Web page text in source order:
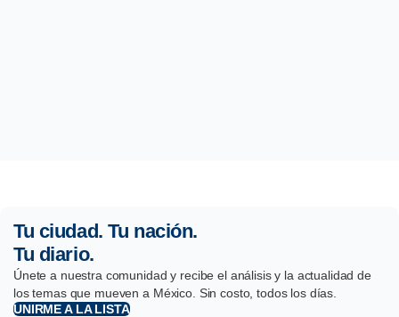
Tu ciudad. Tu nación.
Tu diario.
Únete a nuestra comunidad y recibe el análisis y la actualidad de
los temas que mueven a México. Sin costo, todos los días.
UNIRME A LA LISTA